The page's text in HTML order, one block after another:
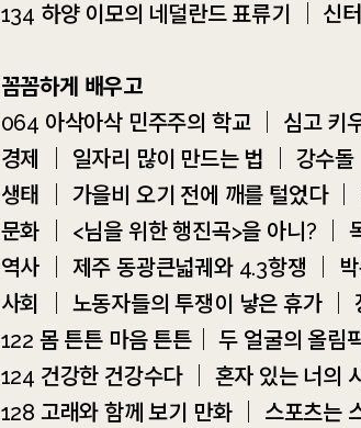
134 하양 이모의 네덜란드 표류기 ｜ 신
꼼꼼하게 배우고
064 아삭아삭 민주주의 학교 ｜ 심고 키
경제 ｜ 일자리 많이 만드는 법 ｜ 강수돌
생태 ｜ 가을비 오기 전에 깨를 털었다 ｜
문화 ｜ <님을 위한 행진곡>을 아니? ｜
역사 ｜ 제주 동광큰넓궤와 4.3항쟁 ｜
사회 ｜ 노동자들의 투쟁이 낳은 휴가 ｜
122 몸 튼튼 마음 튼튼｜ 두 얼굴의 올림
124 건강한 건강수다 ｜ 혼자 있는 너의
128 고래와 함께 보기 만화 ｜ 스포츠는